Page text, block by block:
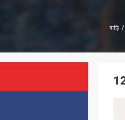
বাড়ি /